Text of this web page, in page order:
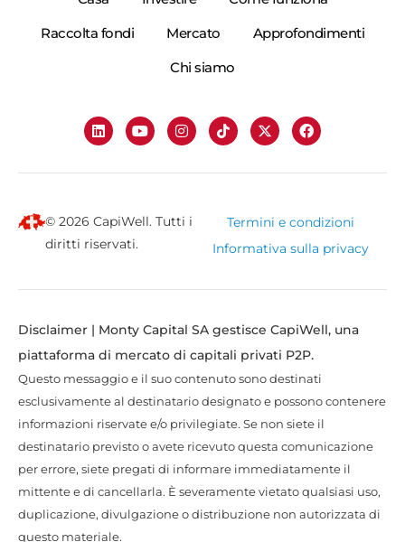
Raccolta fondi
Mercato
Approfondimenti
Chi siamo
© 2026 CapiWell. Tutti i
diritti riservati.
Termini e condizioni
Informativa sulla privacy
Disclaimer | Monty Capital SA gestisce CapiWell, una
piattaforma di mercato di capitali privati P2P.
Questo messaggio e il suo contenuto sono destinati
esclusivamente al destinatario designato e possono contenere
informazioni riservate e/o privilegiate. Se non siete il
destinatario previsto o avete ricevuto questa comunicazione
per errore, siete pregati di informare immediatamente il
mittente e di cancellarla. È severamente vietato qualsiasi uso,
duplicazione, divulgazione o distribuzione non autorizzata di
questo materiale.